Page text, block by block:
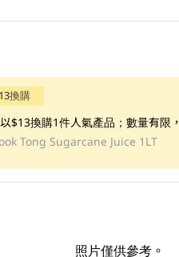
換購
$13換購1件人氣產品；數量有限
Tong Sugarcane Juice 1LT
照片僅供參考。